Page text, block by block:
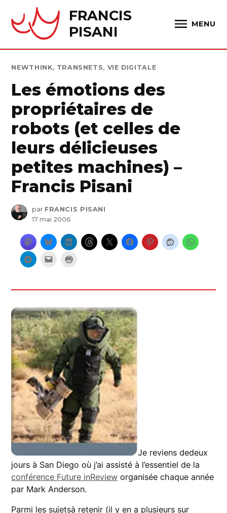
content
FRANCIS
PISANI
MENU
PUBLIÉ
NEWTHINK, TRANSNETS, VIE DIGITALE
Les émotions des
propriétaires de
robots (et celles de
leurs délicieuses
petites machines) –
Francis Pisani
par FRANCIS PISANI
17 mai 2006
Je reviens dedeux
jours à San Diego où j’ai assisté à l’essentiel de la
conférence Future inReview organisée chaque année
par Mark Anderson.
Parmi les sujetsà retenir (il y en a plusieurs sur